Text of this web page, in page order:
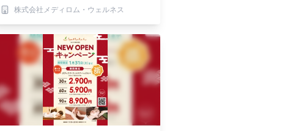
株式会社メディロム・ウェルネス